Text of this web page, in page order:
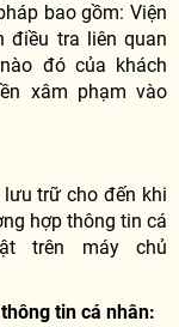
bao gồm: Viện
điều tra liên quan
đó của khách
xâm phạm vào
trữ cho đến khi
hợp thông tin cá
trên máy chủ
tin cá nhân: